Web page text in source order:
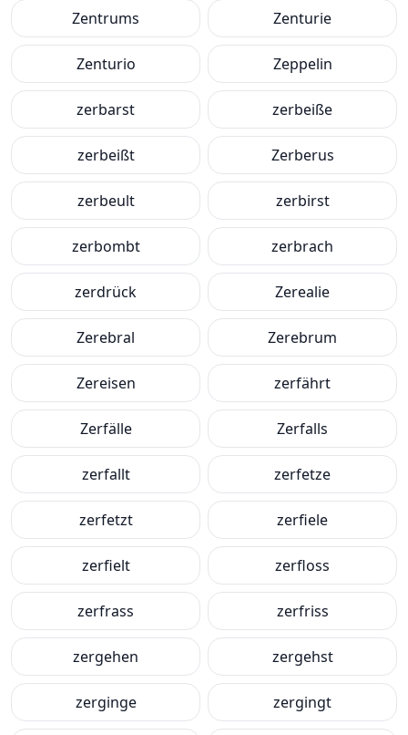
Zentrums Zenturie
Zenturio Zeppelin
zerbarst zerbeiße
zerbeißt Zerberus
zerbeult zerbirst
zerbombt zerbrach
zerdrück Zerealie
Zerebral Zerebrum
Zereisen zerfährt
Zerfälle Zerfalls
zerfallt zerfetze
zerfetzt zerfiele
zerfielt zerfloss
zerfrass zerfriss
zergehen zergehst
zerginge zergingt